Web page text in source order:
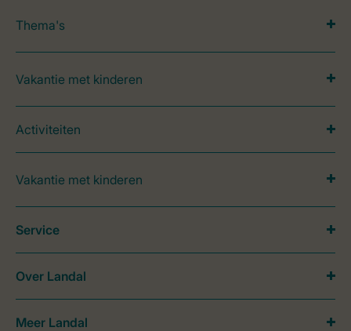
Thema's
Vakantie met kinderen
Activiteiten
Vakantie met kinderen
Service
Over Landal
Meer Landal